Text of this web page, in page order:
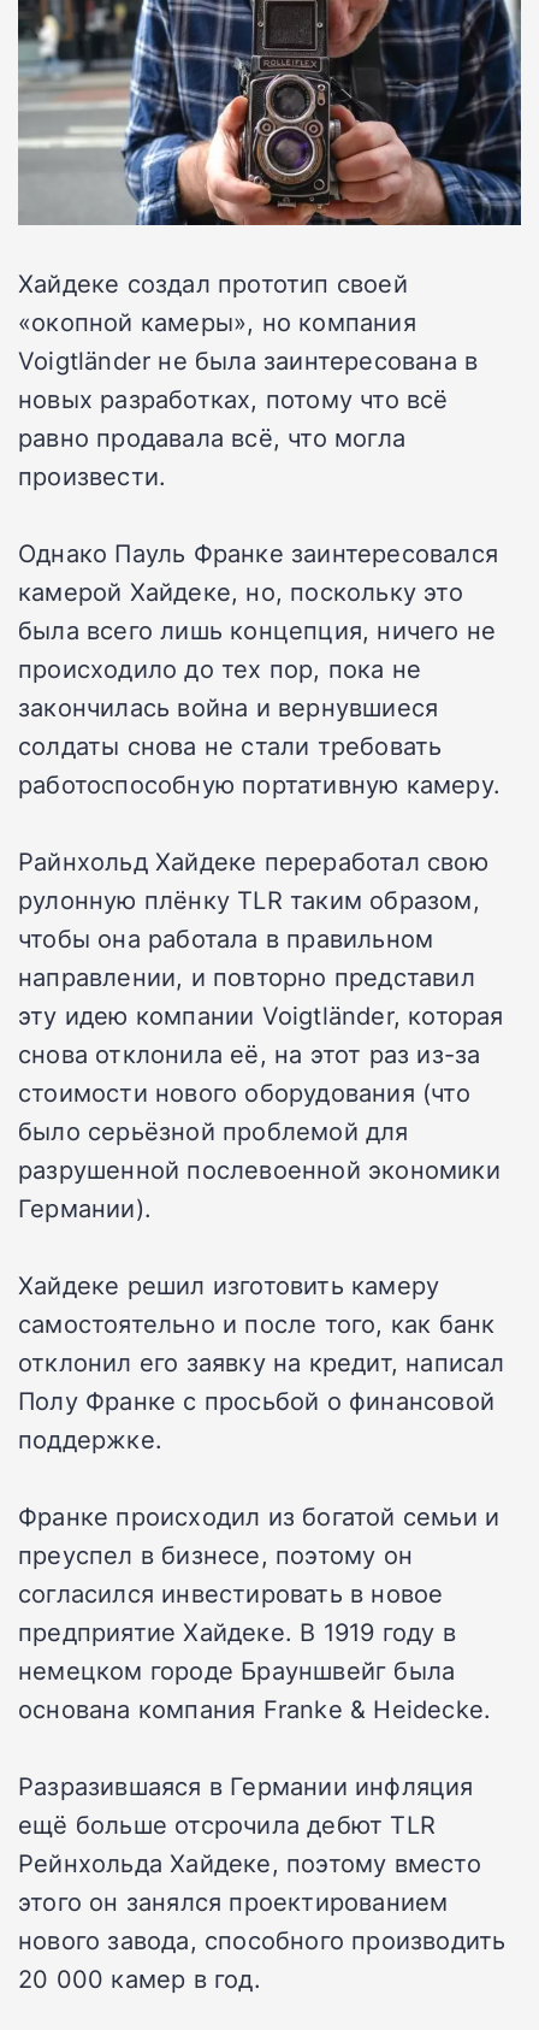
Хайдеке создал прототип своей
«окопной камеры», но компания
Voigtländer не была заинтересована в
новых разработках, потому что всё
равно продавала всё, что могла
произвести.
Однако Пауль Франке заинтересовался
камерой Хайдеке, но, поскольку это
была всего лишь концепция, ничего не
происходило до тех пор, пока не
закончилась война и вернувшиеся
солдаты снова не стали требовать
работоспособную портативную камеру.
Райнхольд Хайдеке переработал свою
рулонную плёнку TLR таким образом,
чтобы она работала в правильном
направлении, и повторно представил
эту идею компании Voigtländer, которая
снова отклонила её, на этот раз из-за
стоимости нового оборудования (что
было серьёзной проблемой для
разрушенной послевоенной экономики
Германии).
Хайдеке решил изготовить камеру
самостоятельно и после того, как банк
отклонил его заявку на кредит, написал
Полу Франке с просьбой о финансовой
поддержке.
Франке происходил из богатой семьи и
преуспел в бизнесе, поэтому он
согласился инвестировать в новое
предприятие Хайдеке. В 1919 году в
немецком городе Брауншвейг была
основана компания Franke & Heidecke.
Разразившаяся в Германии инфляция
ещё больше отсрочила дебют TLR
Рейнхольда Хайдеке, поэтому вместо
этого он занялся проектированием
нового завода, способного производить
20 000 камер в год.